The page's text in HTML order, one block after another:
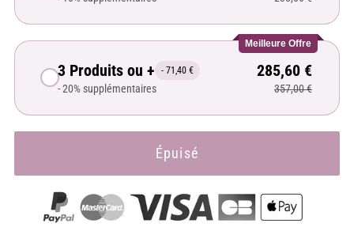
Meilleure Offre
3 Produits ou + - 71,40 €
- 20% supplémentaires
285,60 €
357,00 €
Épuisé